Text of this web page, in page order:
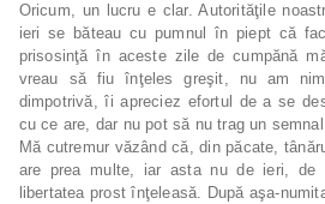
Oricum, un lucru e clar. Autorităţile
ieri se băteau cu pumnul în piept că
prisosinţă în aceste zile de cumpănă
vreau să fiu înţeles greşit, nu am
dimpotrivă, îi apreciez efortul de a se
cu ce are, dar nu pot să nu trag un
Mă cutremur văzând că, din păcate,
are prea multe, iar asta nu de ieri, de
libertatea prost înţeleasă. După aşa-